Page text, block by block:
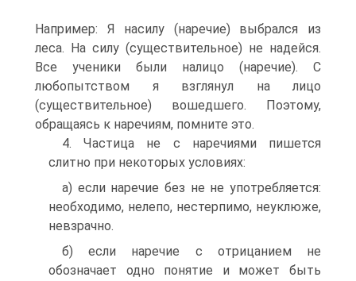
Например: Я насилу (наречие) выбрался из
леса. На силу (существительное) не надейся.
Все ученики были налицо (наречие). С
любопытством я взглянул на лицо
(существительное) вошедшего. Поэтому,
обращаясь к наречиям, помните это.
4. Частица не с наречиями пишется
слитно при некоторых условиях:
а) если наречие без не не употребляется:
необходимо, нелепо, нестерпимо, неуклюже,
невзрачно.
б) если наречие с отрицанием не
обозначает одно понятие и может быть